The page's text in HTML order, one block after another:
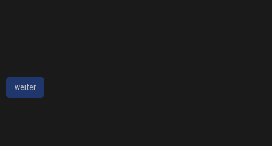
weiter